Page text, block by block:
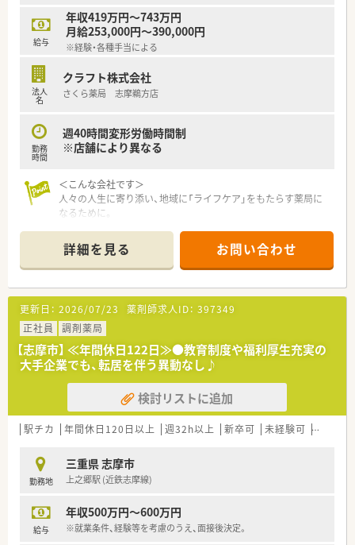
給与
年収419万円～743万円
月給253,000円～390,000円
※経験・各種手当による
法人
名
クラフト株式会社
さくら薬局 志摩鵜方店
勤務
時間
週40時間変形労働時間制
※店舗により異なる
＜こんな会社です＞
人々の人生に寄り添い、地域に「ライフケア」をもたらす薬局に
なるために。
りひとりの人生に寄り添い、質の高い医療サービスを届ける薬剤
師を求め育てています。
＜特徴・ポイントのご紹介＞
★薬剤師を守る独自システム
業務をサポートするために様々なシステムを独自開発していま
す。
その一つが約20年前から導入され、進化を続けている調剤シス
テム「SPITS」。
処方箋受付から一連の調剤業務を連動させ、業務効率化を図るほ
か、
調剤過誤防止機能を高め、患者様と働くスタッフを守っていま
す。
システム改修が必要な制度変更があった場合も、迅速に対応でき
★刷新された新規採用者研修
中途入社ならではの悩みを解消し、さくら薬局グループのビジョ
同期入社の方との繋がりを踏まえ、『さくら薬局の薬剤師』とし
て、安心してキャリアをスタートいただくための研修です。
詳細を見る お問い合わせ
更新日： 2026/07/23 薬剤師求人ID： 397349
正社員
調剤薬局
【志摩市】 ≪年間休日122日≫●教育制度や福利厚生充実の
大手企業でも、転居を伴う異動なし♪
検討リストに追加
駅チカ 年間休日120日以上 週32h以上 新卒可 未経験可 ブラン
勤務地
三重県 志摩市
上之郷駅 (近鉄志摩線)
給与
年収500万円～600万円
※就業条件、経験等を考慮のうえ、面接後決定。